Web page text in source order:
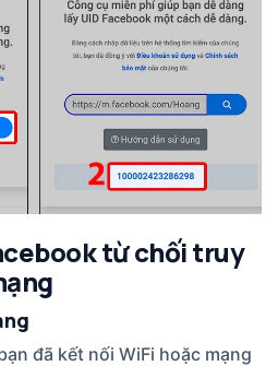
từ chối truy
đã kết nối WiFi hoặc mạng